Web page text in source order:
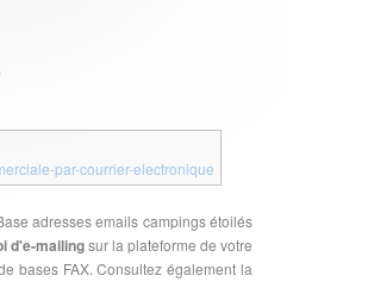
par-courrier-electronique
adresses emails campings étoilés
d'e-mailingsur la plateforme de votre
bases FAX. Consultez également la